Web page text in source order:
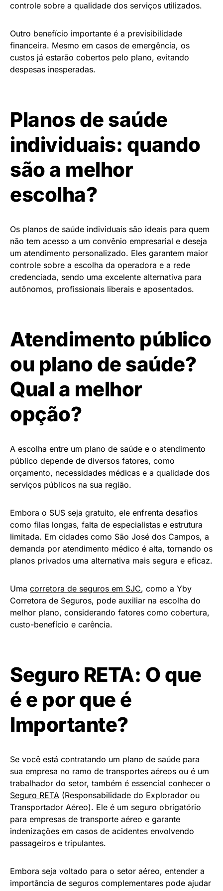
controle sobre a qualidade dos serviços utilizados.
Outro benefício importante é a previsibilidade
financeira. Mesmo em casos de emergência, os
custos já estarão cobertos pelo plano, evitando
despesas inesperadas.
Planos de saúde
individuais: quando
são a melhor
escolha?
Os planos de saúde individuais são ideais para quem
não tem acesso a um convênio empresarial e deseja
um atendimento personalizado. Eles garantem maior
controle sobre a escolha da operadora e a rede
credenciada, sendo uma excelente alternativa para
autônomos, profissionais liberais e aposentados.
Atendimento público
ou plano de saúde?
Qual a melhor
opção?
A escolha entre um plano de saúde e o atendimento
público depende de diversos fatores, como
orçamento, necessidades médicas e a qualidade dos
serviços públicos na sua região.
Embora o SUS seja gratuito, ele enfrenta desafios
como filas longas, falta de especialistas e estrutura
limitada. Em cidades como São José dos Campos, a
demanda por atendimento médico é alta, tornando os
planos privados uma alternativa mais segura e eficaz.
Uma corretora de seguros em SJC, como a Yby
Corretora de Seguros, pode auxiliar na escolha do
melhor plano, considerando fatores como cobertura,
custo-benefício e carência.
Seguro RETA: O que
é e por que é
Importante?
Se você está contratando um plano de saúde para
sua empresa no ramo de transportes aéreos ou é um
trabalhador do setor, também é essencial conhecer o
Seguro RETA (Responsabilidade do Explorador ou
Transportador Aéreo). Ele é um seguro obrigatório
para empresas de transporte aéreo e garante
indenizações em casos de acidentes envolvendo
passageiros e tripulantes.
Embora seja voltado para o setor aéreo, entender a
importância de seguros complementares pode ajudar